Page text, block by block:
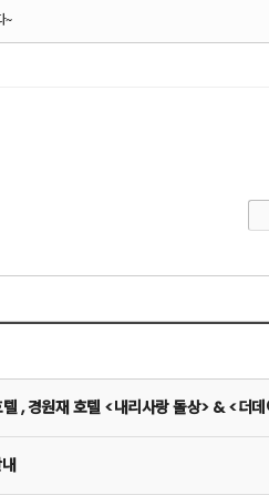
~
, 경원재 호텔 <내리사랑 돌상> & <더